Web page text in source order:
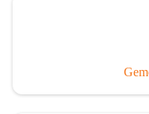
Von 1971 bis 1991
Ollersdorf. Durch den
wurde Wörterberg